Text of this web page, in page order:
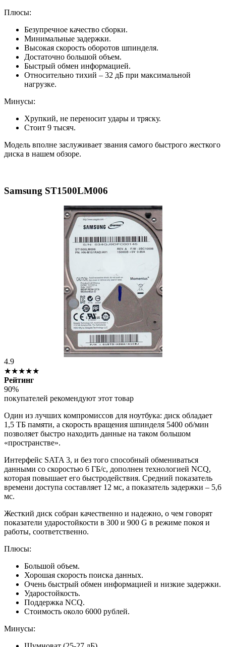
Плюсы:
Безупречное качество сборки.
Минимальные задержки.
Высокая скорость оборотов шпинделя.
Достаточно большой объем.
Быстрый обмен информацией.
Относительно тихий – 32 дБ при максимальной
нагрузке.
Минусы:
Хрупкий, не переносит удары и тряску.
Стоит 9 тысяч.
Модель вполне заслуживает звания самого быстрого жесткого
диска в нашем обзоре.
Samsung ST1500LM006
4.9
★★★★★
Рейтинг
90%
покупателей рекомендуют этот товар
Один из лучших компромиссов для ноутбука: диск обладает
1,5 ТБ памяти, а скорость вращения шпинделя 5400 об/мин
позволяет быстро находить данные на таком большом
«пространстве».
Интерфейс SATA 3, и без того способный обмениваться
данными со скоростью 6 ГБ/с, дополнен технологией NCQ,
которая повышает его быстродействия. Средний показатель
времени доступа составляет 12 мс, а показатель задержки – 5,6
мс.
Жесткий диск собран качественно и надежно, о чем говорят
показатели ударостойкости в 300 и 900 G в режиме покоя и
работы, соответственно.
Плюсы:
Большой объем.
Хорошая скорость поиска данных.
Очень быстрый обмен информацией и низкие задержки.
Ударостойкость.
Поддержка NCQ.
Стоимость около 6000 рублей.
Минусы: